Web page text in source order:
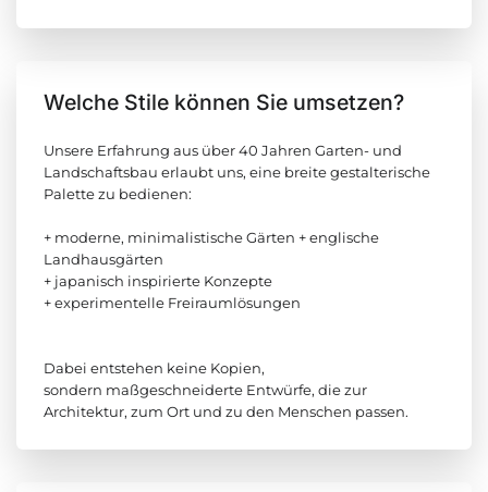
Welche Stile können Sie umsetzen?
Unsere Erfahrung aus über 40 Jahren Garten- und
Landschaftsbau erlaubt uns, eine breite gestalterische
Palette zu bedienen:
+ moderne, minimalistische Gärten + englische
Landhausgärten
+ japanisch inspirierte Konzepte
+ experimentelle Freiraumlösungen
Dabei entstehen keine Kopien,
sondern maßgeschneiderte Entwürfe, die zur
Architektur, zum Ort und zu den Menschen passen.